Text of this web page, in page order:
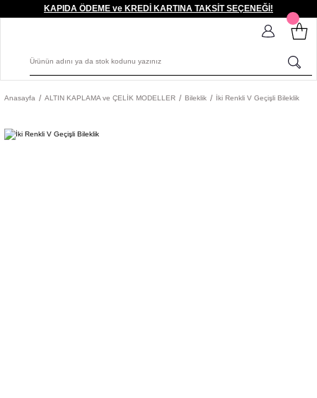
KAPIDA ÖDEME ve KREDİ KARTINA TAKSİT SEÇENEĞİ!
Anasayfa ALTIN KAPLAMA ve ÇELİK MODELLER Bileklik İki Renkli V Geçişli Bileklik